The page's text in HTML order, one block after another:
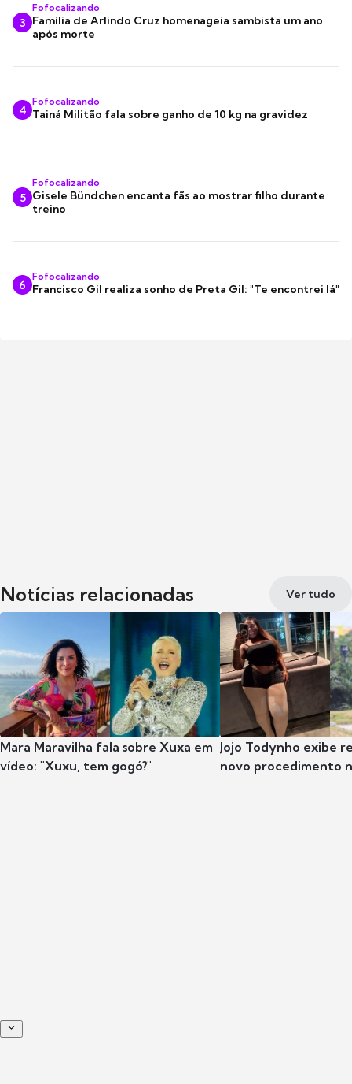
3
Fofocalizando
Família de Arlindo Cruz homenageia sambista um ano
após morte
4
Fofocalizando
Tainá Militão fala sobre ganho de 10 kg na gravidez
5
Fofocalizando
Gisele Bündchen encanta fãs ao mostrar filho durante
treino
6
Fofocalizando
Francisco Gil realiza sonho de Preta Gil: "Te encontrei lá"
Notícias relacionadas Ver tudo
Mara Maravilha fala sobre Xuxa em
vídeo: "Xuxu, tem gogó?"
Jojo Todynho exibe
novo procedimento